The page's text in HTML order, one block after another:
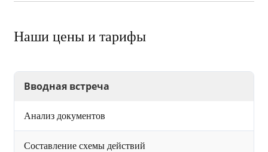
Наши цены и тарифы
Вводная встреча
Анализ документов
Составление схемы действий